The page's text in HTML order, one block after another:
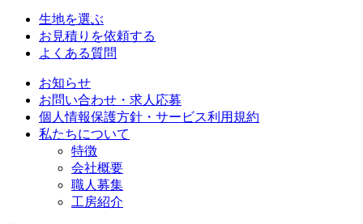
生地を選ぶ
お見積りを依頼する
よくある質問
お知らせ
お問い合わせ・求人応募
個人情報保護方針・サービス利用規約
私たちについて
特徴
会社概要
職人募集
工房紹介